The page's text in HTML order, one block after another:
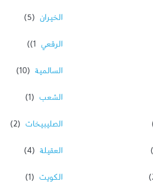
الخيران
الرقعي‎
السالمية
الشعب
الصليبيخات
العقيلة
الكويت